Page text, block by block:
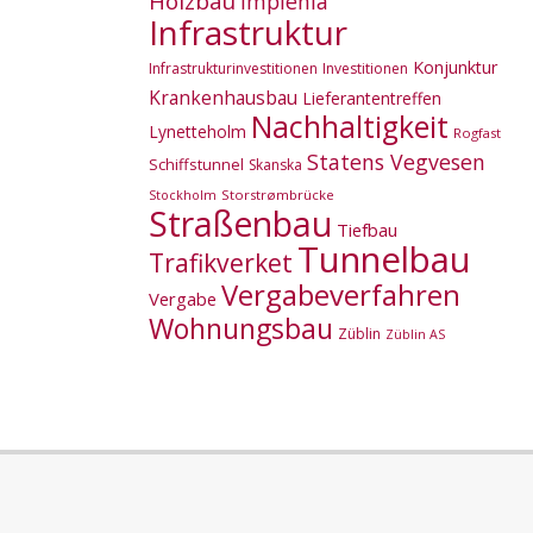
Infrastruktur
Infrastrukturinvestitionen Investitionen Konjunktur
Krankenhausbau Lieferantentreffen
Lynetteholm Nachhaltigkeit Rogfast
Schiffstunnel Skanska Statens Vegvesen
Stockholm Storstrømbrücke
Straßenbau Tiefbau
Trafikverket Tunnelbau
Vergabe Vergabeverfahren
Wohnungsbau Züblin Züblin AS